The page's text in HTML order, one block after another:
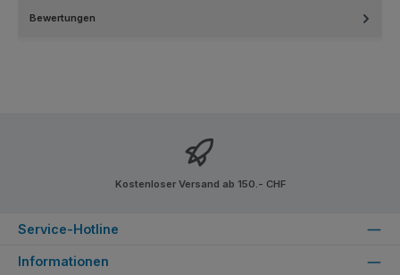
Bewertungen
Kostenloser Versand ab 150.- CHF
Service-Hotline
Informationen